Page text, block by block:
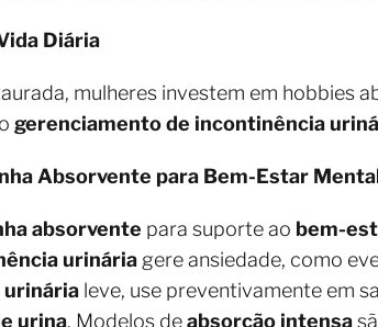
Diária
mulheres investem em hobbies
gerenciamento de incontinência
Absorvente para Bem-Estar
absorvente para suporte ao bem-
urinária gere ansiedade, como
urinária leve, use preventivamente em
urina. Modelos deabsorção intensa